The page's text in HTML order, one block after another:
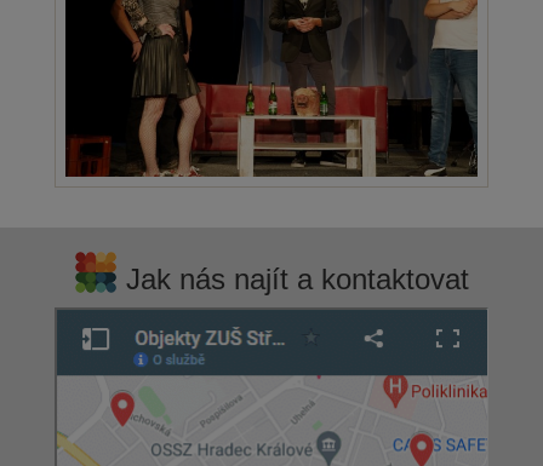
Jak nás najít a kontaktovat